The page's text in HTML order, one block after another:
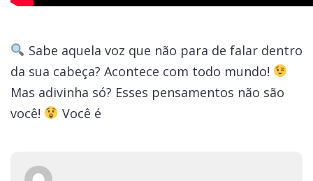
Sabe aquela voz que não para de falar dentro
da sua cabeça? Acontece com todo mundo!
Mas adivinha só? Esses pensamentos não são
você!
Você é